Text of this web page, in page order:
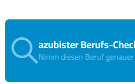
azubister Berufs-
Nimm diesen Beruf